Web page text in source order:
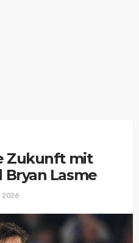
Zukunft mit
Bryan Lasme
2026